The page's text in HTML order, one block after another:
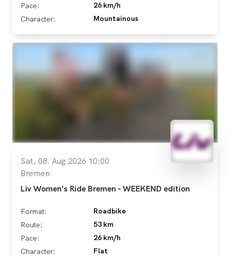
Pace:
26 km/h
Character:
Mountainous
Sat, 08. Aug 2026 10:00
Bremen
Liv Women's Ride Bremen - WEEKEND edition
Format:
Roadbike
Route:
53 km
Pace:
26 km/h
Character:
Flat